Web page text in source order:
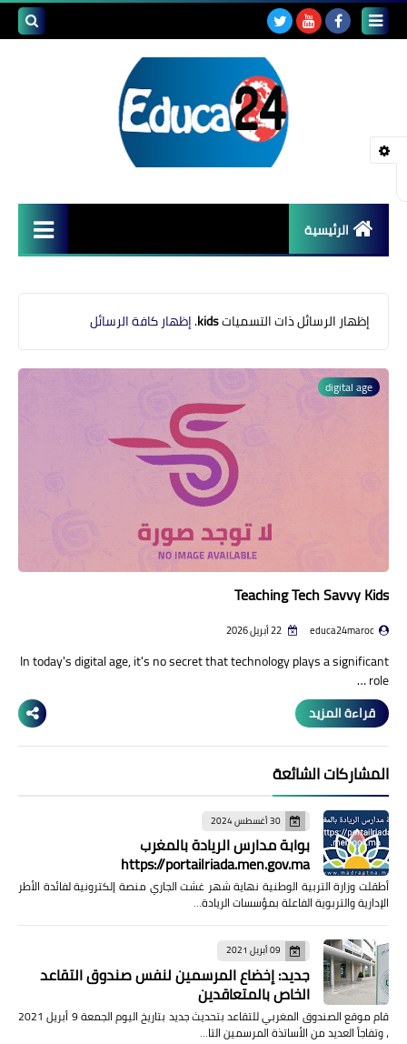
الرئيسية
قضايا تربوية
منوعات إخبارية
مواضيع تربوية
وثائق تربوية
الشؤون الاجتماعية لأسرة
التعليم
‏إظهار الرسائل ذات التسمياتkids
.إظهار كافة الرسائل
digital age
Teaching Tech Savvy Kids
educa24maroc
In today's digital age, it's no secret that technology plays a significant
role …
قراءة المزيد
المشاركات الشائعة
30 أغسطس 2024
بوابة مدارس الريادة بالمغرب
https://portailriada.men.gov.ma
أطقلت وزارة التربية الوطنية نهاية شهر غشت الجاري منصة إلكترونية لفائدة الأطر
الإدارية والتربوية الفاعلة بمؤسسات الريادة…
09 أبريل 2021
جديد: إخضاع المرسمين لنفس صندوق التقاعد
الخاص بالمتعاقدين
قام موقع الصندوق المغربي للتقاعد بتحديث جديد بتاريخ اليوم الجمعة 9 أبريل 2021
، وتفاجأ العديد من الأساتذة المرسمين التا…